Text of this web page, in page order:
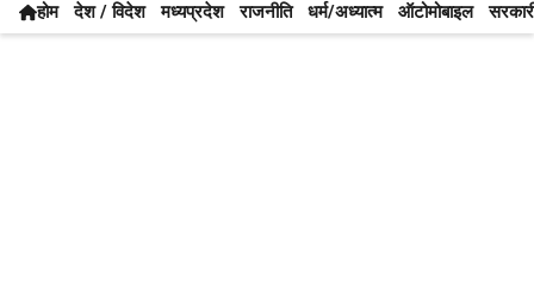
होम देश / विदेश मध्यप्रदेश राजनीति धर्म/अध्यात्म ऑटोमोबाइल